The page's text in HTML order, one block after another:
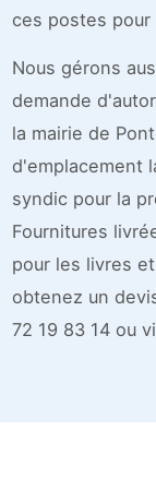
ces postes pour
Nous gérons
demande
la mairie de
d'emplacement
syndic pour la
Fournitures
pour les livres
obtenez un
72 19 83 14 ou